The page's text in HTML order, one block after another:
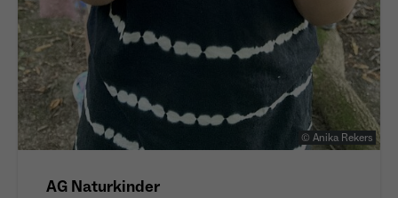
© Anika Rekers
AG Naturkinder